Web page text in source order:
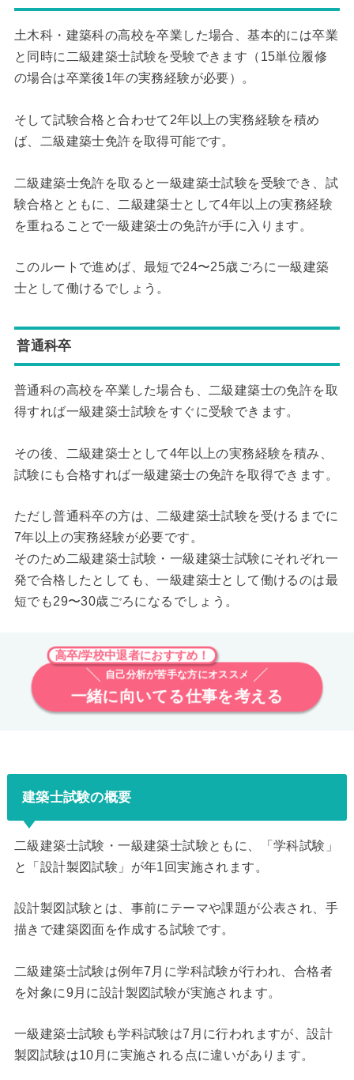
土木科・建築科の高校を卒業した場合、基本的には卒業
と同時に二級建築士試験を受験できます（15単位履修
の場合は卒業後1年の実務経験が必要）。
そして試験合格と合わせて2年以上の実務経験を積め
ば、二級建築士免許を取得可能です。
二級建築士免許を取ると一級建築士試験を受験でき、試
験合格とともに、二級建築士として4年以上の実務経験
を重ねることで一級建築士の免許が手に入ります。
このルートで進めば、最短で24〜25歳ごろに一級建築
士として働けるでしょう。
普通科卒
普通科の高校を卒業した場合も、二級建築士の免許を取
得すれば一級建築士試験をすぐに受験できます。
その後、二級建築士として4年以上の実務経験を積み、
試験にも合格すれば一級建築士の免許を取得できます。
ただし普通科卒の方は、二級建築士試験を受けるまでに
7年以上の実務経験が必要です。
そのため二級建築士試験・一級建築士試験にそれぞれ一
発で合格したとしても、一級建築士として働けるのは最
短でも29〜30歳ごろになるでしょう。
高卒/学校中退者におすすめ！
自己分析が苦手な方にオススメ
一緒に向いてる仕事を考える
建築士試験の概要
二級建築士試験・一級建築士試験ともに、「学科試験」
と「設計製図試験」が年1回実施されます。
設計製図試験とは、事前にテーマや課題が公表され、手
描きで建築図面を作成する試験です。
二級建築士試験は例年7月に学科試験が行われ、合格者
を対象に9月に設計製図試験が実施されます。
一級建築士試験も学科試験は7月に行われますが、設計
製図試験は10月に実施される点に違いがあります。